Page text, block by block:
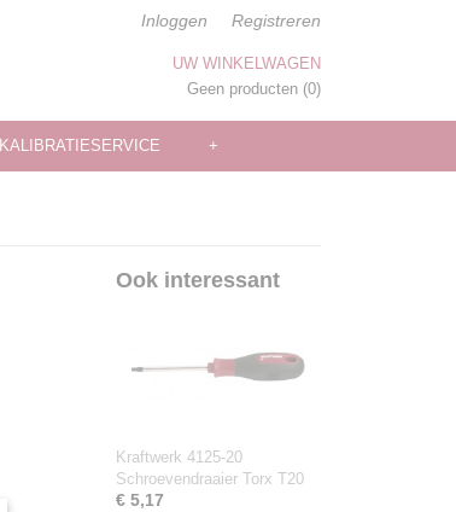
Inloggen Registreren
UW WINKELWAGEN
Geen producten (0)
KALIBRATIESERVICE +
Ook interessant
Kraftwerk 4125-20
Schroevendraaier Torx T20
€ 5,17